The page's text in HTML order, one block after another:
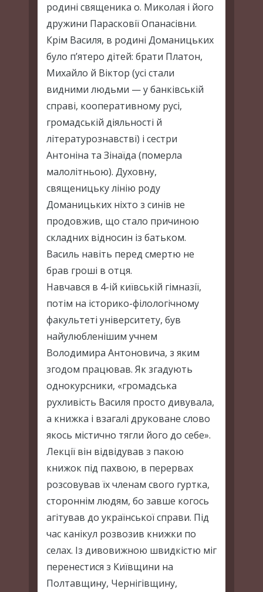
родині священика о. Миколая і його
дружини Парасковії Опанасівни.
Крім Василя, в родині Доманицьких
було п’ятеро дітей: брати Платон,
Михайло й Віктор (усі стали
видними людьми — у банківській
справі, кооперативному русі,
громадській діяльності й
літературознавстві) і сестри
Антоніна та Зінаїда (померла
малолітньою). Духовну,
священицьку лінію роду
Доманицьких ніхто з синів не
продовжив, що стало причиною
складних відносин із батьком.
Василь навіть перед смертю не
брав гроші в отця.
Навчався в 4-ій київській гімназії,
потім на історико-філологічному
факультеті університету, був
найулюбленішим учнем
Володимира Антоновича, з яким
згодом працював. Як згадують
однокурсники, «громадська
рухливість Василя просто дивувала,
а книжка і взагалі друковане слово
якось містично тягли його до себе».
Лекції він відвідував з пакою
книжок під пахвою, в перервах
розсовував їх членам свого гуртка,
стороннім людям, бо завше когось
агітував до української справи. Під
час канікул розвозив книжки по
селах. Із дивовижною швидкістю міг
перенестися з Київщини на
Полтавщину, Чернігівщину,